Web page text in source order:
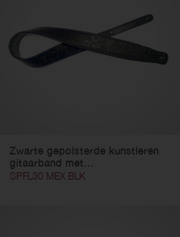
Zwarte gepolsterde kunstleren
gitaarband met...
SPFL30 MEX BLK